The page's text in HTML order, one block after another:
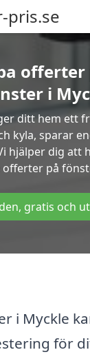
pris.se
i
ditt hem ett
kyla, sparar
hjälper dig att
offerter på
gratis och
i Myckle
för